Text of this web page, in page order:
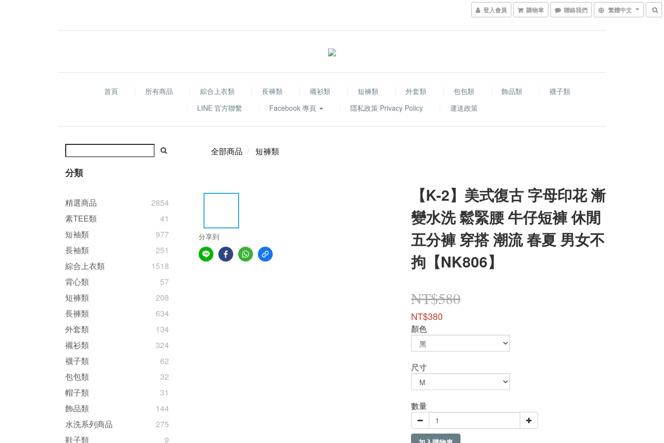
登入會員 購物車 聯絡我們 繁體中文
首頁 所有商品 綜合上衣類 長褲類 襯衫類 短褲類 外套類 包包類 飾品類
襪子類
LINE 官方聯繫
Facebook 專頁 隱私政策 Privacy Policy 運送政策
分類
精選商品
2854
素TEE類
41
短袖類
977
長袖類
251
綜合上衣類
1518
背心類
57
短褲類
208
長褲類
634
外套類
134
襯衫類
324
襪子類
62
包包類
32
帽子類
31
飾品類
144
水洗系列商品
275
鞋子類
9
全部商品 短褲類
分享到
【K-2】美式復古 字母印花 漸
變水洗 鬆緊腰 牛仔短褲 休閒
五分褲 穿搭 潮流 春夏 男女不
拘【NK806】
NT$580
NT$380
顏色
尺寸
數量